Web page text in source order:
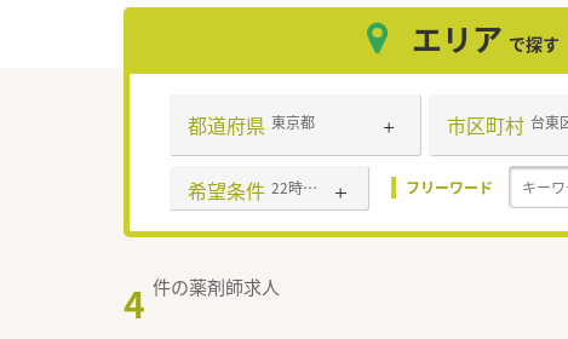
エリア で探す
都道府県 東京都 市区町村 台東
希望条件 22時以降勤務あり フリーワード
4 件の薬剤師求人